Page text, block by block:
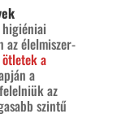
az élelmiszer-
ötletek a
a
az
szintű